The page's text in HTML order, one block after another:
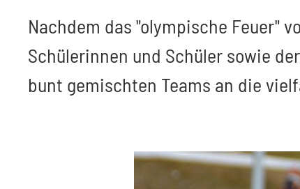
Nachdem das "olympische Feuer"
Schülerinnen und Schüler sowie
bunt gemischten Teams an die